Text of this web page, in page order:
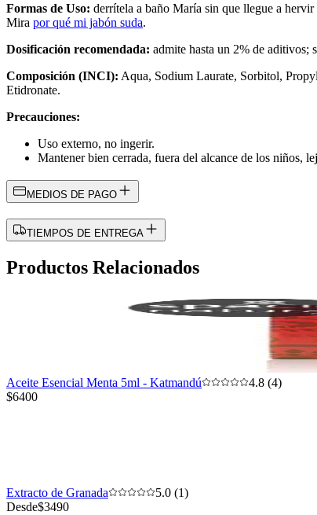
Formas de Uso: derrítela a baño María sin que llegue a
Mira por qué mi jabón suda.
Dosificación recomendada: admite hasta un 2% de aditivos;
Composición (INCI): Aqua, Sodium Laurate, Sorbitol,
Etidronate.
Precauciones:
Uso externo, no ingerir.
Mantener bien cerrada, fuera del alcance de los niños,
MEDIOS DE PAGO
TIEMPOS DE ENTREGA
Productos Relacionados
Aceite Esencial Menta 5ml - Katmandú
4.8 (4)
$6400
Extracto de Granada
5.0 (1)
Desde$3490